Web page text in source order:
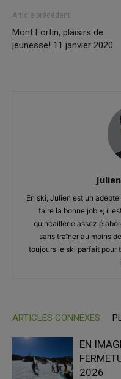
Article précédent
Mont Fortin, plaisirs de
jeunesse! 11 janvier 2020
En ski, Julien est un
faire la bonne job »; il
quincaillerie assez
sans traîner au moins
toujours le ski parfait pour
ARTICLES CONNEXES
EN
2026